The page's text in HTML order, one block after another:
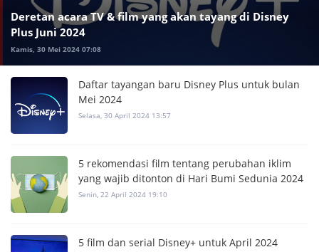
Deretan acara TV & film yang akan tayang di Disney
Plus Juni 2024
Kamis, 30 Mei 2024 07:08
Daftar tayangan baru Disney Plus untuk bulan
Mei 2024
Selasa, 30 April 2024 13:57
5 rekomendasi film tentang perubahan iklim
yang wajib ditonton di Hari Bumi Sedunia 2024
Senin, 22 April 2024 19:10
5 film dan serial Disney+ untuk April 2024